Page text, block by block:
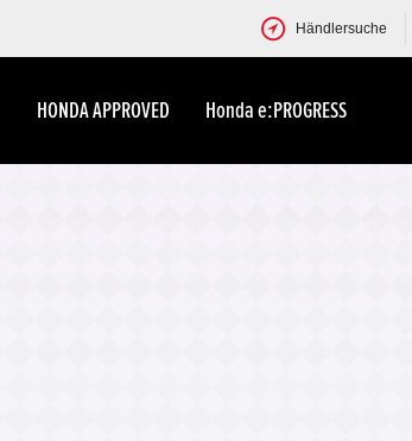
Händlersuche
HONDA APPROVED Honda e:PROGRESS